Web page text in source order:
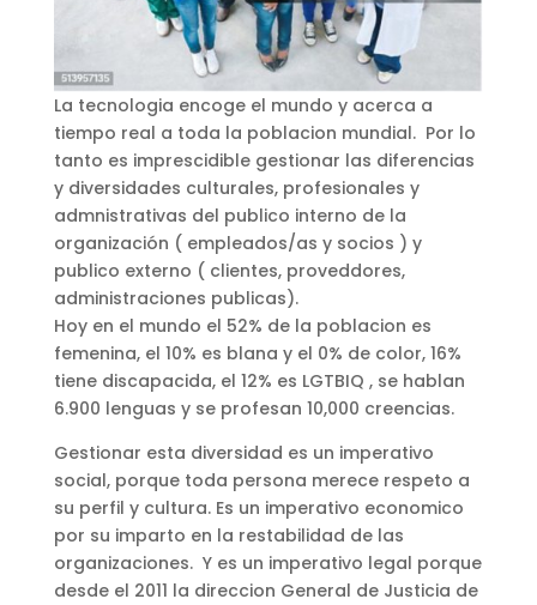
La tecnologia encoge el mundo y acerca a
tiempo real a toda la poblacion mundial. Por lo
tanto es imprescidible gestionar las diferencias
y diversidades culturales, profesionales y
admnistrativas del publico interno de la
organización ( empleados/as y socios ) y
publico externo ( clientes, proveddores,
administraciones publicas).
Hoy en el mundo el 52% de la poblacion es
femenina, el 10% es blana y el 0% de color, 16%
tiene discapacida, el 12% es LGTBIQ , se hablan
6.900 lenguas y se profesan 10,000 creencias.
Gestionar esta diversidad es un imperativo
social, porque toda persona merece respeto a
su perfil y cultura. Es un imperativo economico
por su imparto en la restabilidad de las
organizaciones. Y es un imperativo legal porque
desde el 2011 la direccion General de Justicia de